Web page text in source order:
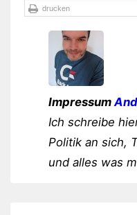
drucken
Impressum
Ich schreibe
Politik an sich,
und alles was